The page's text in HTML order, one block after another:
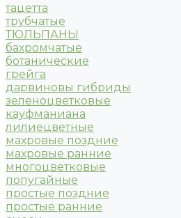
тацетта
трубчатые
ТЮЛЬПАНЫ
бахромчатые
ботанические
грейга
дарвиновы гибриды
зеленоцветковые
кауфманиана
лилиецветные
махровые поздние
махровые ранние
многоцветковые
попугайные
простые поздние
простые ранние